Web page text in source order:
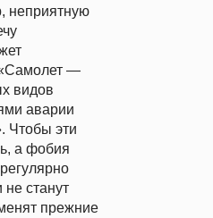
неприятную
—
видов
аварии
Чтобы эти
а фобия
не станут
прежние